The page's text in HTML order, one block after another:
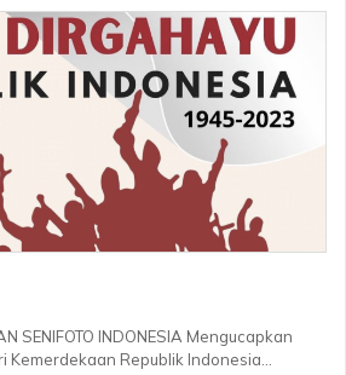
SENIFOTO INDONESIA Mengucapkan
Republik Indonesia...